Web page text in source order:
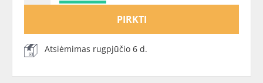
PIRKTI
Atsiėmimas rugpjūčio 6 d.